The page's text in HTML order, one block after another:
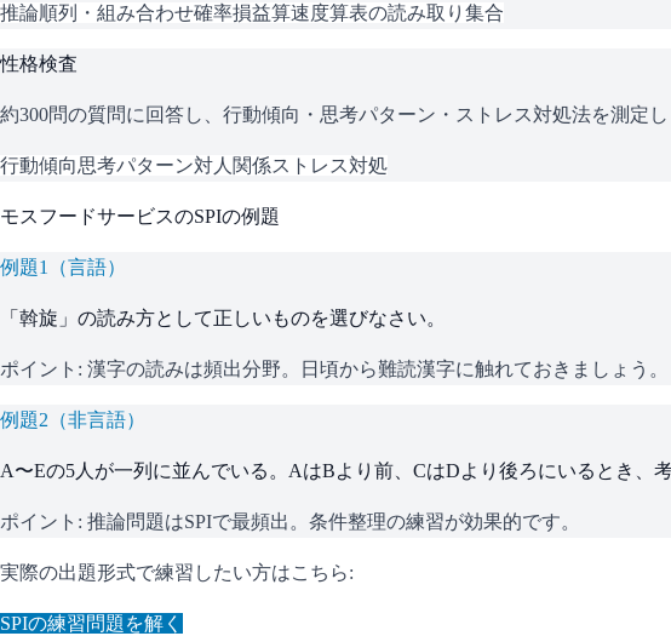
推論順列・組み合わせ確率損益算速度算表の読み取り 集合
性格検査
約300問の質問に回答し、行動傾向・思考パターン・ストレス対処法を測定
行動傾向思考パターン対人関係ストレス対処
モスフードサービスのSPIの例題
例題1 （言語）
「斡旋」の読み方として正しいものを選びなさい。
ポイント: 漢字の読みは頻出分野。日頃から難読漢字に触れておきましょう。
例題2 （非言語）
A〜Eの5人が一列に並んでいる。AはBより前、CはDより後ろにいるとき、
ポイント: 推論問題はSPIで最頻出。条件整理の練習が効果的です。
実際の出題形式で練習したい方はこちら:
SPIの練習問題を解く